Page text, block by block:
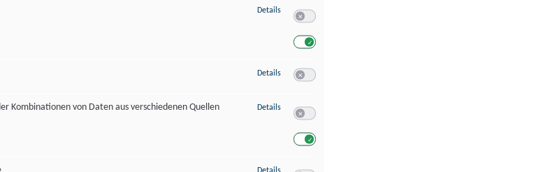
Details zu Messung der Werbeleistung
Details zu Messung der Performance von Inhalten
Kombinationen von Daten aus verschiedenen Quellen
Details zu Analyse von Zielgruppen durch Statistiken oder Kombinationen von
Details zu Entwicklung und Verbesserung der Angebote